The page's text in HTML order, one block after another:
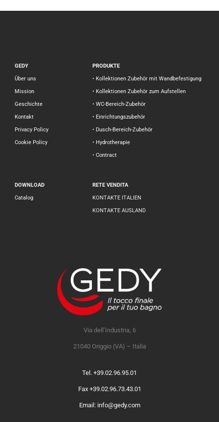
GEDY
Über uns
Mission
Geschichte
Kontakt
Privacy Policy
Cookie Policy
PRODUKTE
• Kollektionen Zubehör mit Wandbefestigung
• Kollektionen Zubehör zum Aufstellen
• WC-Bereich-Zubehör
• Einrichtungszubehör
• Dusch-Bereich-Zubehör
• Hydrotherapie
• Contract
DOWNLOAD
Catalog
RETE VENDITA
KONTAKTE ITALIEN
KONTAKTE AUSLAND
Via dell’Industria, 6
21040 Origgio (VA) – Italia
Tel. +39.02.96.95.01
Fax +39.02.96.73.43.01
Email: info@gedy.com